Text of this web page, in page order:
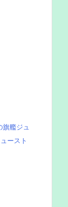
旗艦ジュ
ースト